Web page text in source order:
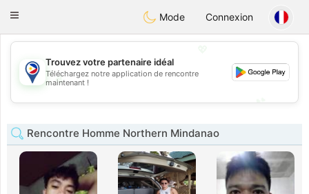
PhilippinesChat
Toggle
Mode Connexion
💖
💕
Trouvez votre partenaire idéal
Téléchargez notre application de rencontre
maintenant !
Rencontre Homme Northern Mindanao